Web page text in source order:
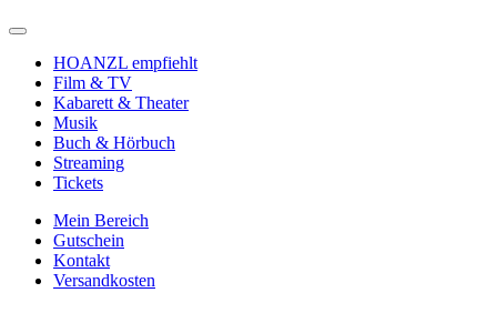
HOANZL empfiehlt
Film & TV
Kabarett & Theater
Musik
Buch & Hörbuch
Streaming
Tickets
Mein Bereich
Gutschein
Kontakt
Versandkosten